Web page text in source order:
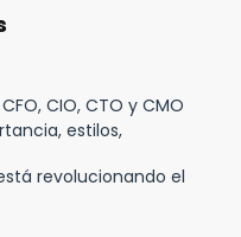
CIO, CTO y CMO
estilos,
revolucionando el